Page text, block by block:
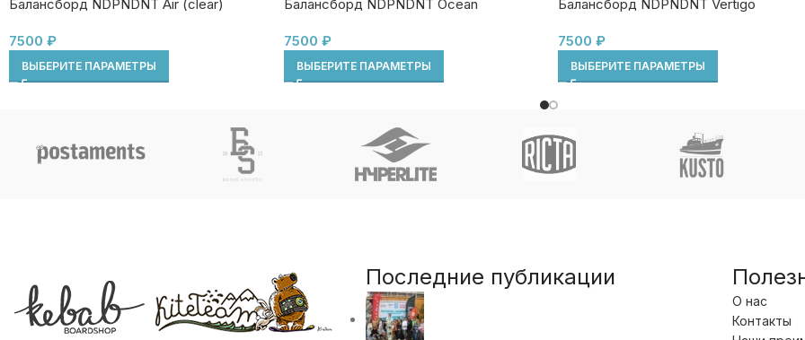
Балансборд NDPNDNT Air (clear)
7500 ₽
ВЫБЕРИТЕ ПАРАМЕТРЫ
Балансборд NDPNDNT Ocean
7500 ₽
ВЫБЕРИТЕ ПАРАМЕТРЫ
Балансборд NDPNDNT Vertigo
7500 ₽
ВЫБЕРИТЕ ПАРАМЕТРЫ
Последние публикации
О нас
Контакты